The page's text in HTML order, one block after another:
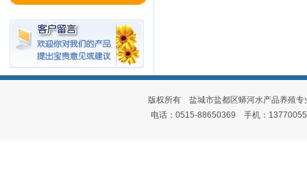
版权所有 盐城市盐都区蟒河水产品养殖
电话：0515-88650369 手机：